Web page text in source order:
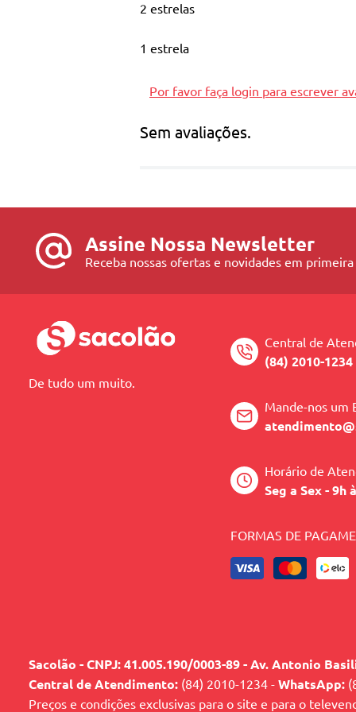
Cores luminosas, vibrantes e duradouras.
cor.
Coloração creme: Fenilenodiaminas,
Emulsão Reveladora: Peróxido de
2 estrelas
1 estrela
Por favor faça login para escrever
Sem avaliações.
Assine Nossa Newsletter
Receba nossas ofertas e novidades em
De tudo um muito.
Central de
(84) 2010-1234
Mande-nos um
Horário de
Seg a Sex - 9h
FORMAS DE
Sacolão - CNPJ: 41.005.190/0003-89 - Av. Antonio
Central de Atendimento: (84) 2010-1234 - WhatsApp:
Preços e condições exclusivas para o site e para o